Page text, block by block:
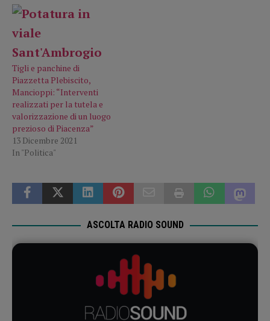
Tigli e panchine di
Piazzetta Plebiscito,
Mancioppi: “Interventi
realizzati per la tutela e
valorizzazione di un luogo
prezioso di Piacenza”
13 Dicembre 2021
In "Politica"
ASCOLTA RADIO SOUND